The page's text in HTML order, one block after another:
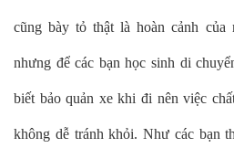
cũng bày tỏ thật là hoàn cảnh
nhưng để các bạn học sinh di
biết bảo quản xe khi đi nên việc
không dễ tránh khỏi. Như các bạn